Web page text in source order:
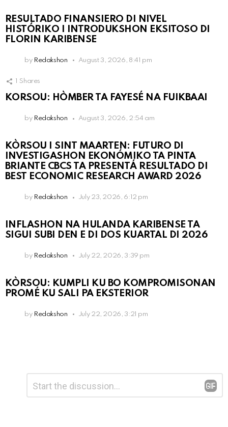
RESULTADO FINANSIERO DI NIVEL
HISTÓRIKO I INTRODUKSHON EKSITOSO DI
FLORIN KARIBENSE
by Redakshon August 3, 2026, 8:41 pm
1 Shares
KORSOU: HÒMBER TA FAYESÉ NA FUIKBAAI
by Redakshon August 3, 2026, 2:54 am
KÒRSOU I SINT MAARTEN: FUTURO DI
INVESTIGASHON EKONÓMIKO TA PINTA
BRIANTE CBCS TA PRESENTÁ RESULTADO DI
BEST ECONOMIC RESEARCH AWARD 2026
by Redakshon July 23, 2026, 6:12 pm
INFLASHON NA HULANDA KARIBENSE TA
SIGUI SUBI DEN E DI DOS KUARTAL DI 2026
by Redakshon July 22, 2026, 3:39 pm
KÒRSOU: KUMPLI KU BO KOMPROMISONAN
PROMÉ KU SALI PA EKSTERIOR
by Redakshon July 22, 2026, 3:21 pm
Reply